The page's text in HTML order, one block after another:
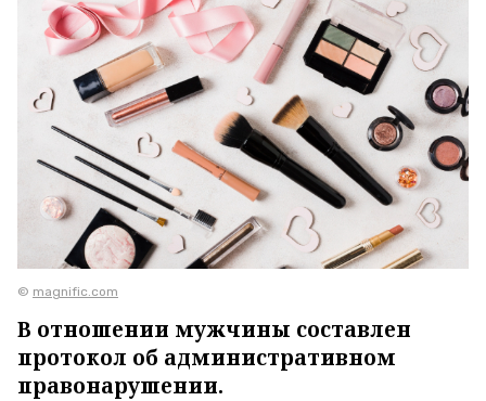
© magnific.com
В отношении мужчины составлен
протокол об административном
правонарушении.